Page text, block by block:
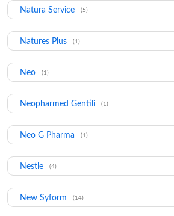
Natura Service (5)
Natures Plus (1)
Neo (1)
Neopharmed Gentili (1)
Neo G Pharma (1)
Nestle (4)
New Syform (14)